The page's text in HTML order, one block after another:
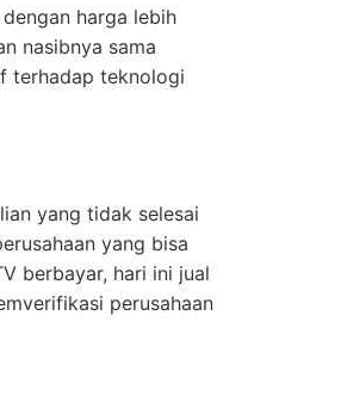
harga lebih
nasibnya sama
terhadap teknologi
yang tidak selesai
yang bisa
berbayar, hari ini jual
perusahaan